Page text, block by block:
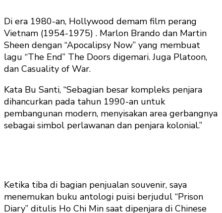
Di era 1980-an, Hollywood demam film perang
Vietnam (1954-1975) . Marlon Brando dan Martin
Sheen dengan “Apocalipsy Now” yang membuat
lagu “The End” The Doors digemari. Juga Platoon,
dan Casuality of War.
Kata Bu Santi, “Sebagian besar kompleks penjara
dihancurkan pada tahun 1990-an untuk
pembangunan modern, menyisakan area gerbangnya
sebagai simbol perlawanan dan penjara kolonial.”
Ketika tiba di bagian penjualan souvenir, saya
menemukan buku antologi puisi berjudul “Prison
Diary” ditulis Ho Chi Min saat dipenjara di Chinese